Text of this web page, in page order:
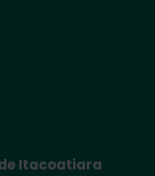
Itacoatiara